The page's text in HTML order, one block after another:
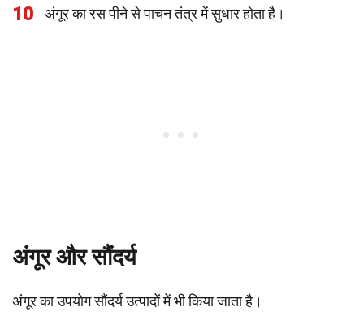
10 अंगूर का रस पीने से पाचन तंत्र में सुधार होता है।
अंगूर और सौंदर्य
अंगूर का उपयोग सौंदर्य उत्पादों में भी किया जाता है।